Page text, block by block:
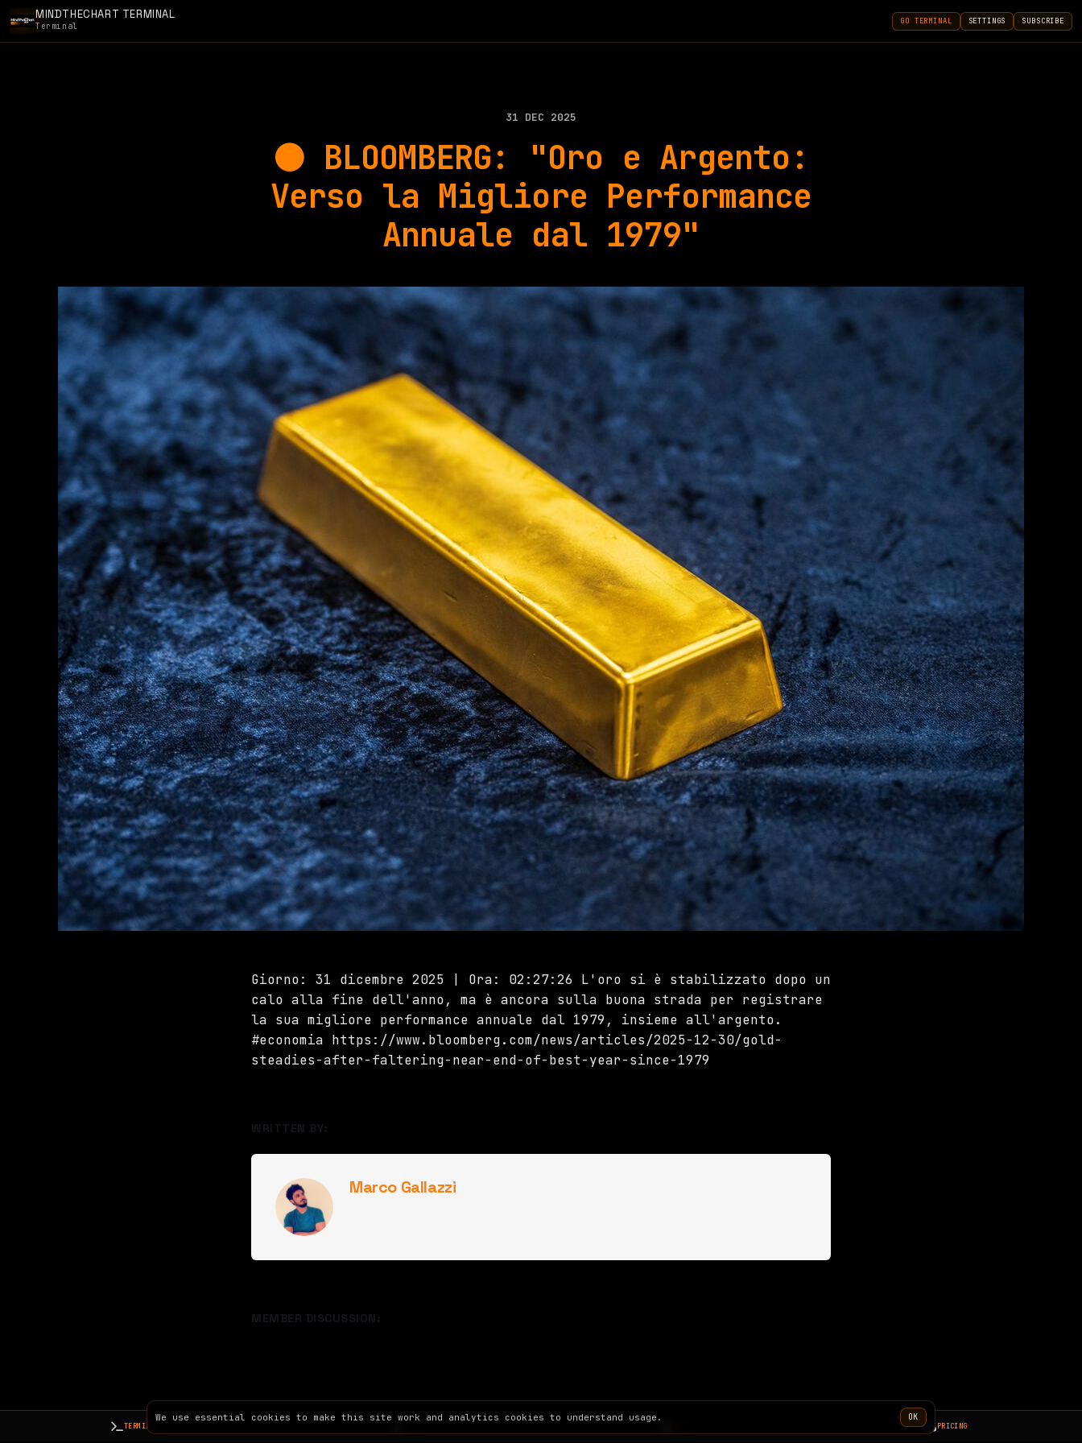
MINDTHECHART TERMINAL
Terminal
GO TERMINAL SETTINGS SUBSCRIBE
TERMINAL PRICING
31 DEC 2025
⚫️ BLOOMBERG: "Oro e Argento:
Verso la Migliore Performance
Annuale dal 1979"
Giorno: 31 dicembre 2025 | Ora: 02:27:26 L'oro si è stabilizzato dopo un
calo alla fine dell'anno, ma è ancora sulla buona strada per registrare
la sua migliore performance annuale dal 1979, insieme all'argento.
#economia https://www.bloomberg.com/news/articles/2025-12-30/gold-
steadies-after-faltering-near-end-of-best-year-since-1979
WRITTEN BY:
Marco Gallazzi
MEMBER DISCUSSION:
We use essential cookies to make this site work and analytics cookies to understand usage. OK